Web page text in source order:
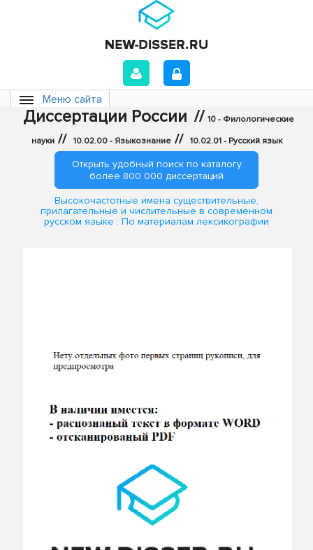
Меню сайта
Диссертации России // 10 - Филологические
науки // 10.02.00 - Языкознание // 10.02.01 - Русский язык
Открыть удобный поиск по каталогу
более 800 000 диссертаций
Высокочастотные имена существительные,
прилагательные и числительные в современном
русском языке : По материалам лексикографии